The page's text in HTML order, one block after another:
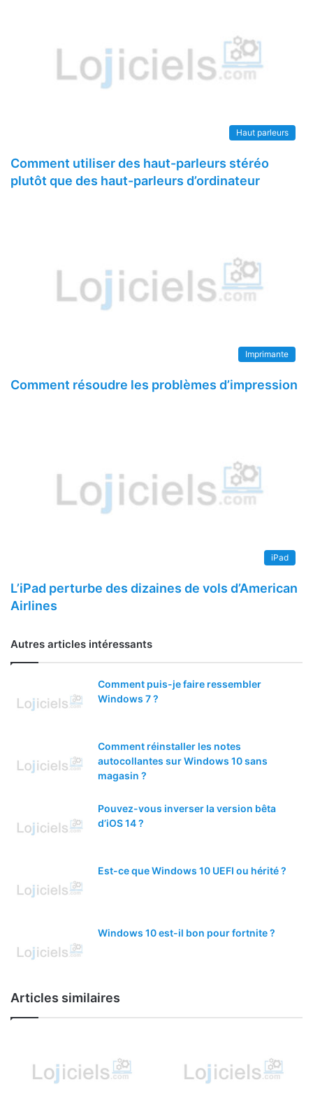
Haut parleurs
Comment utiliser des haut-parleurs stéréo
plutôt que des haut-parleurs d’ordinateur
Imprimante
Comment résoudre les problèmes d’impression
iPad
L’iPad perturbe des dizaines de vols d’American
Airlines
Autres articles intéressants
Comment puis-je faire ressembler
Windows 7 ?
Comment réinstaller les notes
autocollantes sur Windows 10 sans
magasin ?
Pouvez-vous inverser la version bêta
d’iOS 14 ?
Est-ce que Windows 10 UEFI ou hérité ?
Windows 10 est-il bon pour fortnite ?
Articles similaires